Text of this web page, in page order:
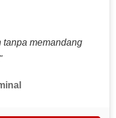
memandang